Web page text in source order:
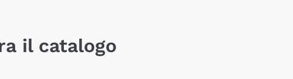
il catalogo